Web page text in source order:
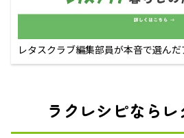
レタスクラブ編集部員が本音で選んだ
ラクレシピなら